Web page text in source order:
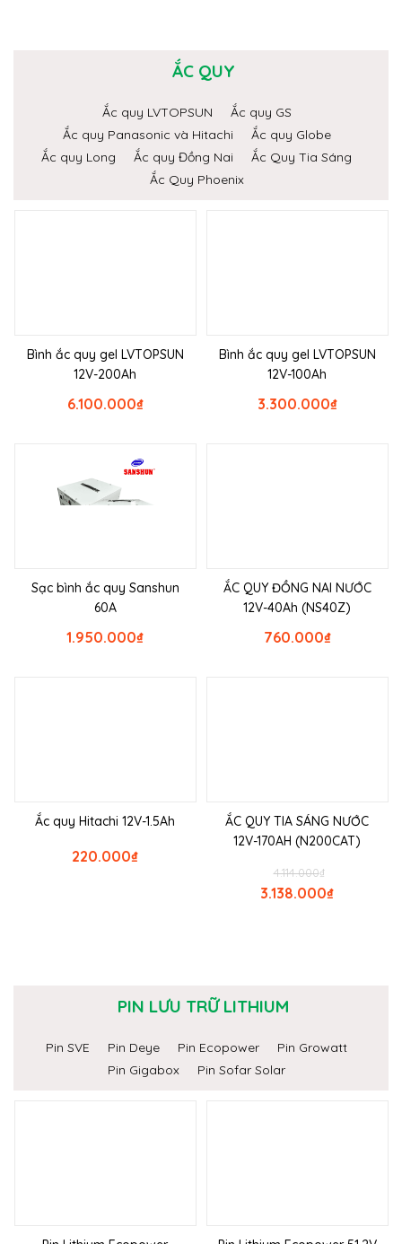
ẮC QUY
Ắc quy LVTOPSUN
Ắc quy GS
Ắc quy Panasonic và Hitachi
Ắc quy Globe
Ắc quy Long
Ắc quy Đồng Nai
Ắc Quy Tia Sáng
Ắc Quy Phoenix
Bình ắc quy gel LVTOPSUN
12V-200Ah
₫
6.100.000
Bình ắc quy gel LVTOPSUN
12V-100Ah
₫
3.300.000
Sạc bình ắc quy Sanshun
60A
₫
1.950.000
ẮC QUY ĐỒNG NAI NƯỚC
12V-40Ah (NS40Z)
₫
760.000
Ắc quy Hitachi 12V-1.5Ah
₫
220.000
ẮC QUY TIA SÁNG NƯỚC
12V-170AH (N200CAT)
₫
4.114.000
₫
3.138.000
PIN LƯU TRỮ LITHIUM
Pin SVE Pin Deye Pin Ecopower
Pin Growatt
Pin Gigabox
Pin Sofar Solar